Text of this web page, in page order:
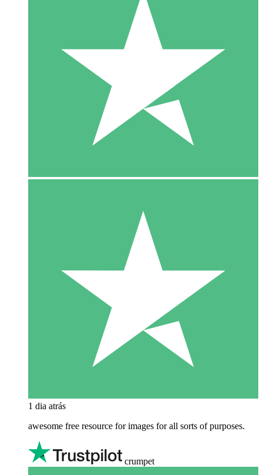
1 dia atrás
awesome free resource for images for all sorts of purposes.
crumpet